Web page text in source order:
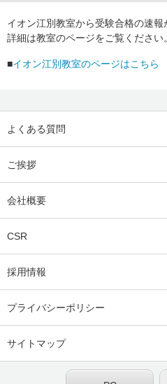
イオン江別教室から受験合格の速報
詳細は教室のページをご覧ください。
■イオン江別教室のページはこちら
よくある質問
ご挨拶
会社概要
CSR
採用情報
プライバシーポリシー
サイトマップ